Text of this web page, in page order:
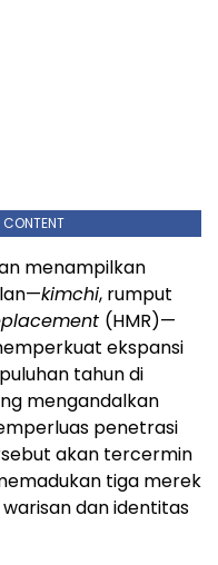
CONTENT
menampilkan
kimchi, rumput
(HMR)—
ekspansi
tahun di
mengandalkan
penetrasi
akan tercermin
tiga merek
dan identitas